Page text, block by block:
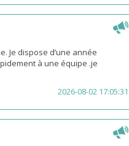
Je dispose d’une année
à une équipe .je
2026-08-02 17:05:31